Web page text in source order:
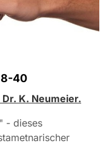
40
K. Neumeier.
- dieses